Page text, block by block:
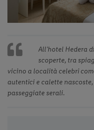
All’hotel Hedera
scoperte, tra
vicino a località celebri
autentici e calette
passeggiate serali.